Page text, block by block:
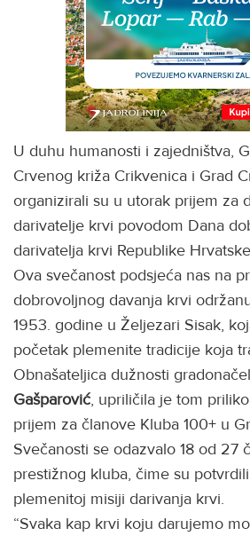
U duhu humanosti i zajedništva,
Crvenog križa Crikvenica i Grad
organizirali su u utorak prijem za
darivatelje krvi povodom Dana
darivatelja krvi Republike
Ova svečanost podsjeća nas na
dobrovoljnog davanja krvi
1953. godine u Željezari Sisak,
početak plemenite tradicije koja
Obnašateljica dužnosti
Gašparović, upriličila je tom
prijem za članove Kluba 100+ u
Svečanosti se odazvalo 18 od 27
prestižnog kluba, čime su
plemenitoj misiji darivanja krvi.
“Svaka kap krvi koju darujemo